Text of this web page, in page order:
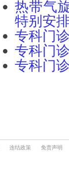
连结政策
免责声明